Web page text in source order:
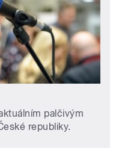
palčivým
republiky.